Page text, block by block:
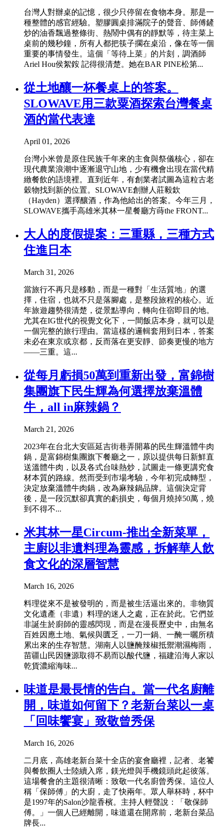
台灣人對辦桌的記憶，很少只停留在食物本身。那是一
種整體的感官經驗。塑膠圓桌排滿院子的聲音、師傅鏟
炒的油香飄過整條街、熱鬧中偶有的靜默等，待主菜上
桌前的幾秒鐘，所有人都把筷子擱在桌沿，像在等一個
重要的事情發生。這個「等待上菜」的片刻，調酒師
Ariel Hou侯絮銨 記得很清楚。她在BAR PINE松第...
從土地釀一杯餐桌上的答案。
SLOWAVE用三款粟酒探索台灣餐桌
酒的當代表達
April 01, 2026
台灣小米曾是原住民族千年來的主食與祭儀核心，卻在
現代農業浪潮中逐漸退守山地，少有機會出現在當代精
緻餐飲的語境裡。直到近年，有創業者試圖為這粒古老
穀物找到新的位置。SLOWAVE創辦人莊毅欽
（Hayden）選擇釀酒，作為他給出的答案。今年三月，
SLOWAVE攜手高雄米其林一星餐廳方蒔the FRONT...
大人的度假提案：三重縣，三種方式
住進日本
March 31, 2026
當旅行不再只是移動，而是一種對「生活質地」的選
擇，住宿，也就不只是落腳處，是整段旅程的核心。近
年旅遊趨勢很清楚，從景點導向，轉向住宿即目的地。
尤其在IG世代的視覺文化下，一間飯店本身，就可以是
一個完整的旅行理由。當這樣的邏輯套用到日本，答案
未必在東京或京都，反而落在更安靜、節奏更慢的地方
——三重。這...
從每月虧損50萬到重新出發，富錦樹
集團旗下民生輝為何選擇放棄溫體
牛，all in麻辣鍋？
March 21, 2026
2023年在台北大安區延吉街巷弄開幕的民生輝溫體牛肉
鍋，是富錦樹集團旗下餐廳之一，原以提供每日新鮮直
送溫體牛肉，以及各式台味熱炒，試圖走一條更講究食
材本質的路線。然而受到市場考驗，今年初完成轉型，
決定放棄溫體牛肉鍋，改為麻辣鍋品牌。這個決定背
後，是一段沉默卻真實的虧損史，每個月燒掉50萬，燒
到不得不...
米其林一星Circum-推出全新菜單，
主廚以非遺料理為靈感，拆解華人飲
食文化的深層智慧
March 16, 2026
料理從來不是被發明的，而是被生活逼出來的。非物質
文化遺產（非遺）料理的迷人之處，正在於此。它們並
非誕生於廚師的靈感閃現，而是在漫長歷史中，由無名
百姓因應土地、氣候與匱乏，一刀一鍋、一醃一曬所積
累出來的生存智慧。湖南人以鹽醃辣椒抵禦潮濕梅雨，
苗疆山民因鹽源取得不易而以酸代鹽，福建沿海人家以
乾貨濃縮海味...
味道是最長情的告白。當一代名廚離
開，味道如何留下？老新台菜以一桌
「回味饗宴」致敬曾秀保
March 16, 2026
二月底，高雄老新台菜十全店的宴會廳裡，記者、老饕
與餐飲圈人士陸續入席，鎂光燈與手機鏡頭此起彼落。
這場餐會的主題很清晰：致敬一代名廚曾秀保。這位人
稱「保師傅」的大廚，走了快兩年。眾人舉杯時，杯中
是1997年的Salon沙龍香檳。主持人輕聲說：「敬保師
傅。」一個人已經離開，味道還在開席前，老新台菜品
牌長...